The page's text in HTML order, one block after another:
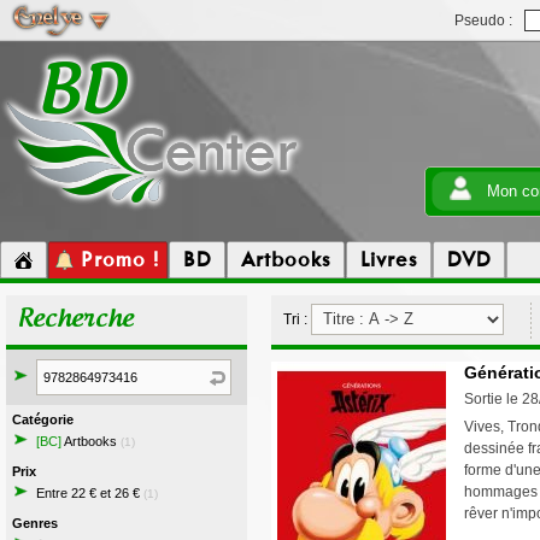
Pseudo :
Mon
Promo ! BD Artbooks Livres DVD
Recherche
Catégorie
[BC]Artbooks (1)
Prix
Entre 22 € et 26 € (1)
Genres
Tri :
Sortie le
Vives,
dessinée
forme
rêver